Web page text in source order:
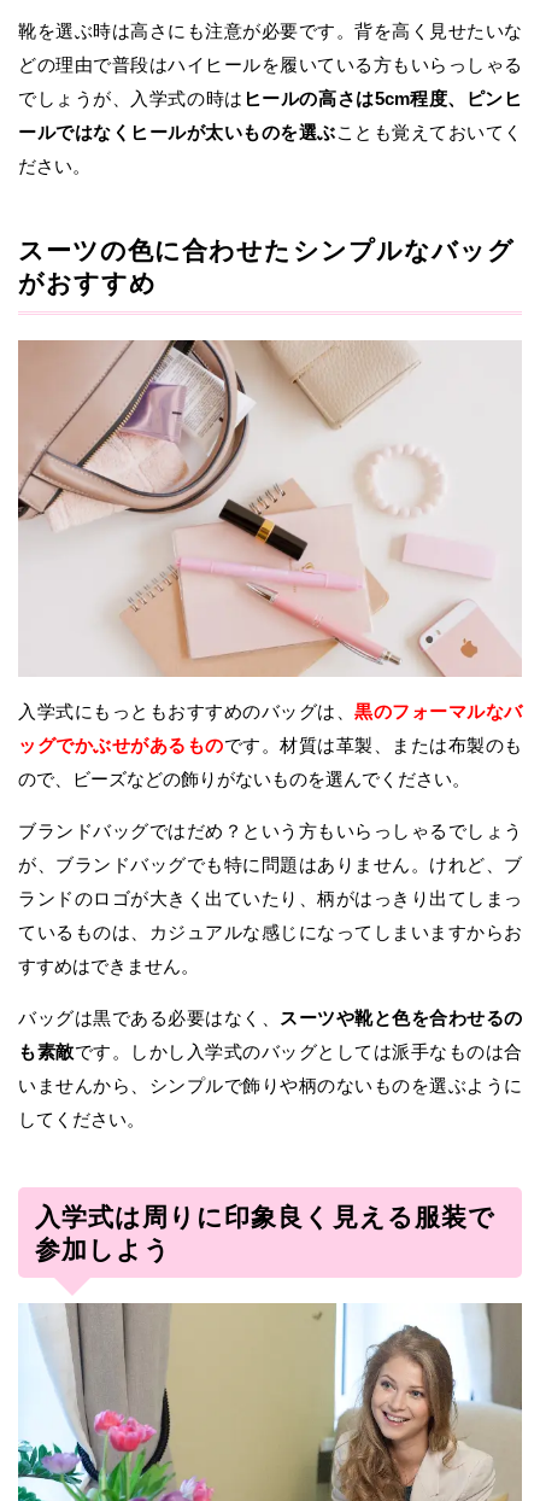
靴を選ぶ時は高さにも注意が必要です。背を高く見せたいな
どの理由で普段はハイヒールを履いている方もいらっしゃる
でしょうが、入学式の時は ヒールの高さは5cm程度、ピンヒ
ールではなくヒールが太いものを選ぶことも覚えておいてく
ださい。
スーツの色に合わせたシンプルなバッグ
がおすすめ
入学式にもっともおすすめのバッグは、 黒のフォーマルなバ
ッグでかぶせがあるものです。材質は革製、または布製のも
ので、ビーズなどの飾りがないものを選んでください。
ブランドバッグではだめ？という方もいらっしゃるでしょう
が、ブランドバッグでも特に問題はありません。けれど、ブ
ランドのロゴが大きく出ていたり、柄がはっきり出てしまっ
ているものは、カジュアルな感じになってしまいますからお
すすめはできません。
バッグは黒である必要はなく、
スーツや靴と色を合わせるの
も素敵です。しかし入学式のバッグとしては派手なものは合
いませんから、シンプルで飾りや柄のないものを選ぶように
してください。
入学式は周りに印象良く見える服装で
参加しよう